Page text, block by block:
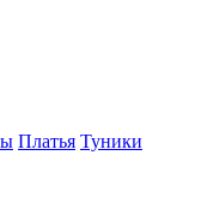
Платья Туники